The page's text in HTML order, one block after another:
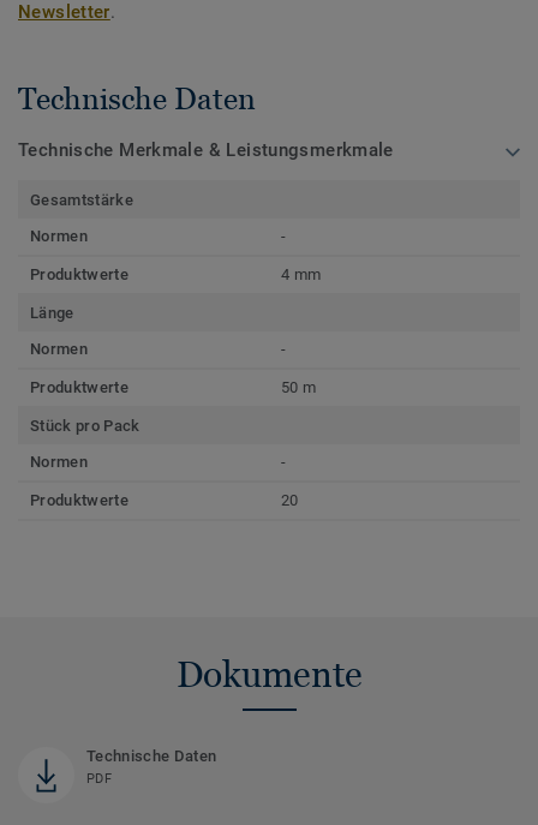
Newsletter.
Technische Daten
Technische Merkmale & Leistungsmerkmale
Gesamtstärke
Normen
-
Produktwerte 4 mm
Länge
Normen
-
Produktwerte 50 m
Stück pro Pack
Normen
-
Produktwerte 20
Dokumente
Technische Daten
PDF